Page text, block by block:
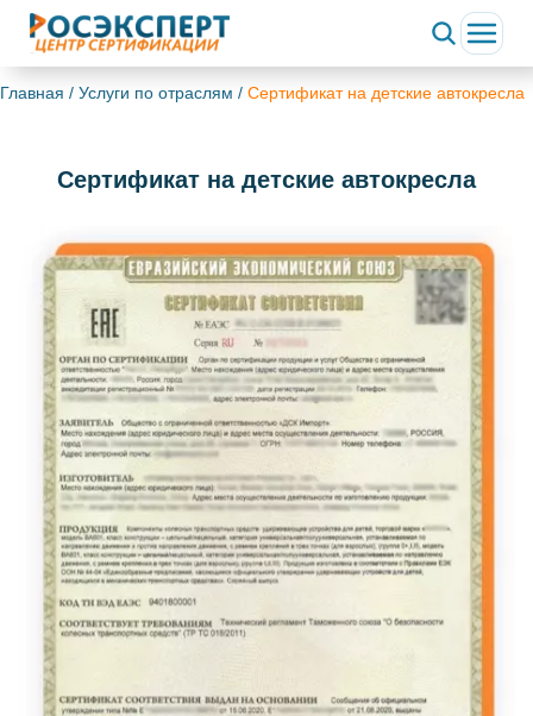
Главная / Услуги по отраслям / Сертификат на детские автокресла
Сертификат на детские автокресла